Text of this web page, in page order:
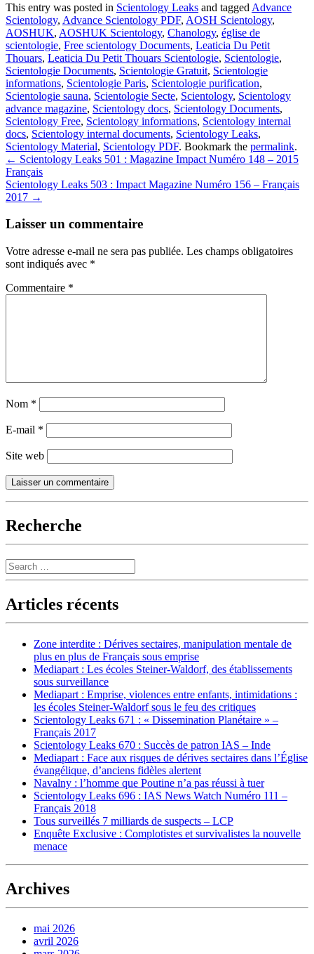
This entry was posted in Scientology Leaks and tagged Advance
Scientology, Advance Scientology PDF, AOSH Scientology,
AOSHUK, AOSHUK Scientology, Chanology, église de
scientologie, Free scientology Documents, Leaticia Du Petit
Thouars, Leaticia Du Petit Thouars Scientologie, Scientologie,
Scientologie Documents, Scientologie Gratuit, Scientologie
informations, Scientologie Paris, Scientologie purification,
Scientologie sauna, Scientologie Secte, Scientology, Scientology
advance magazine, Scientology docs, Scientology Documents,
Scientology Free, Scientology informations, Scientology internal
docs, Scientology internal documents, Scientology Leaks,
Scientology Material, Scientology PDF. Bookmark the permalink.
Post
navigation
← Scientology Leaks 501 : Magazine Impact Numéro 148 – 2015
Français
Scientology Leaks 503 : Impact Magazine Numéro 156 – Français
2017 →
Laisser un commentaire
Votre adresse e-mail ne sera pas publiée. Les champs obligatoires
sont indiqués avec *
Commentaire *
Nom *
E-mail *
Site web
Recherche
Search
Articles récents
Zone interdite : Dérives sectaires, manipulation mentale de
plus en plus de Français sous emprise
Mediapart : Les écoles Steiner-Waldorf, des établissements
sous surveillance
Mediapart : Emprise, violences entre enfants, intimidations :
les écoles Steiner-Waldorf sous le feu des critiques
Scientology Leaks 671 : « Dissemination Planétaire » –
Français 2017
Scientology Leaks 670 : Succès de patron IAS – Inde
Mediapart : Face aux risques de dérives sectaires dans l’Église
évangélique, d’anciens fidèles alertent
Navalny : l’homme que Poutine n’a pas réussi à tuer
Scientology Leaks 696 : IAS News Watch Numéro 111 –
Français 2018
Tous surveillés 7 milliards de suspects – LCP
Enquête Exclusive : Complotistes et survivalistes la nouvelle
menace
Archives
mai 2026
avril 2026